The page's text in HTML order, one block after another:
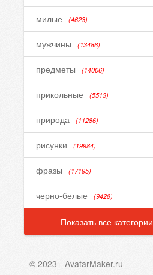
милые (4623)
мужчины (13486)
предметы (14006)
прикольные (5513)
природа (11286)
рисунки (19984)
фразы (17195)
черно-белые (9428)
Показать все категории
© 2023 - AvatarMaker.ru